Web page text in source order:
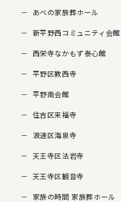
あべの家族葬ホール
新平野西コミュニティ会館
西栄寺なかもず泰心館
平野区教西寺
平野南会館
住吉区来福寺
浪速区海泉寺
天王寺区法岩寺
天王寺区観音寺
家族の時間 家族葬ホール